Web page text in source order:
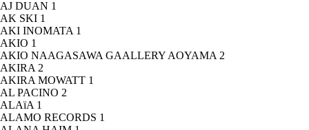
AJ DUAN 1
AK SKI 1
AKI INOMATA 1
AKIO 1
AKIO NAAGASAWA GAALLERY AOYAMA 2
AKIRA 2
AKIRA MOWATT 1
AL PACINO 2
ALAïA 1
ALAMO RECORDS 1